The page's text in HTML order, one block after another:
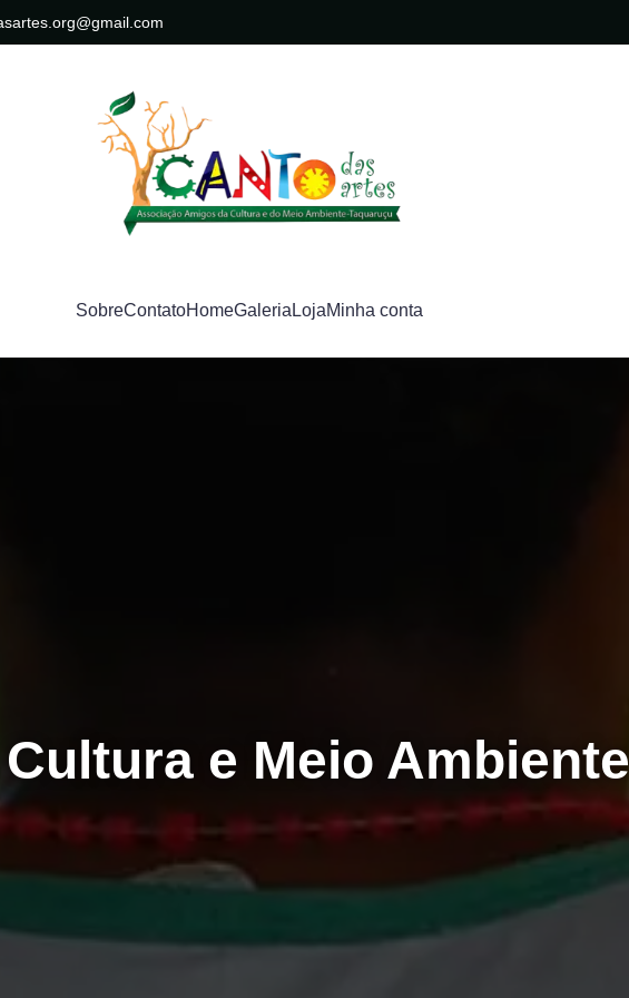
SobreContatoHomeGaleria LojaMinha conta
e Meio Ambiente